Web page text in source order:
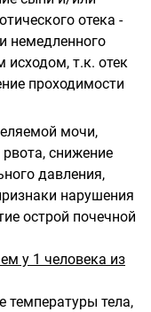
отека -
немедленного
исходом, т.к. отек
проходимости
мочи,
снижение
давления,
нарушения
острой почечной
у 1 человека из
температуры тела,